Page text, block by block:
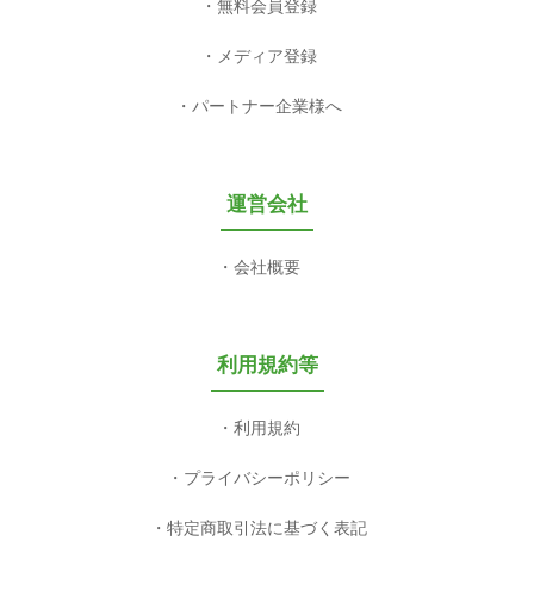
無料会員登録
メディア登録
パートナー企業様へ
運営会社
会社概要
利用規約等
利用規約
プライバシーポリシー
特定商取引法に基づく表記